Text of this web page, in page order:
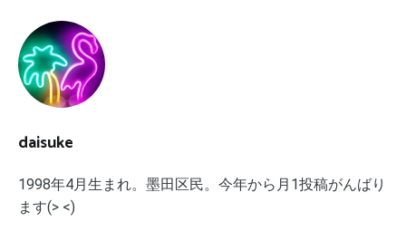
daisuke
1998年4月生まれ。墨田区民。今年から月1投稿がんばり
ます(> <)